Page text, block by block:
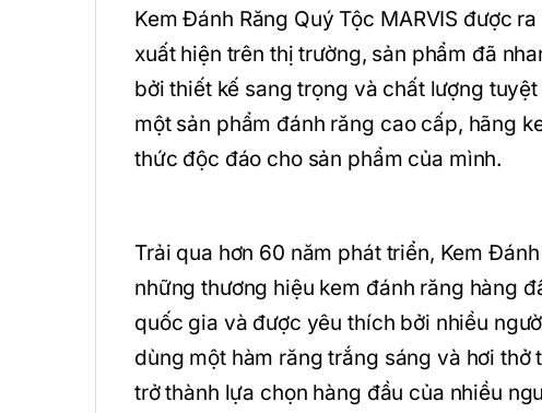
Kem Đánh Răng Quý Tộc MARVIS được
xuất hiện trên thị trường, sản phẩm đã
bởi thiết kế sang trọng và chất lượng
một sản phẩm đánh răng cao cấp, hãng
thức độc đáo cho sản phẩm của mình.
Trải qua hơn 60 năm phát triển, Kem
những thương hiệu kem đánh răng hàng
quốc gia và được yêu thích bởi nhiều
dùng một hàm răng trắng sáng và hơi thở
trở thành lựa chọn hàng đầu của nhiều